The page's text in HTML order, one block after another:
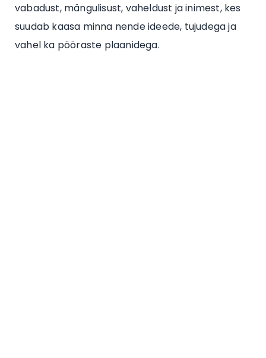
vabadust, mängulisust, vaheldust ja inimest, kes
suudab kaasa minna nende ideede, tujudega ja
vahel ka pööraste plaanidega.